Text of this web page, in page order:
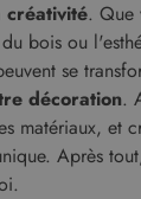
créativité. Que
bois ou
se
décoration.
matériaux, et
Après